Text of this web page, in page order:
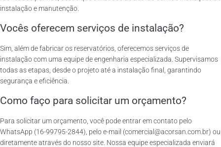
instalação e manutenção.
Vocês oferecem serviços de instalação?
Sim, além de fabricar os reservatórios, oferecemos serviços de
instalação com uma equipe de engenharia especializada. Supervisamos
todas as etapas, desde o projeto até a instalação final, garantindo
segurança e eficiência.
Como faço para solicitar um orçamento?
Para solicitar um orçamento, você pode entrar em contato pelo
WhatsApp (16-99795-2844), pelo e-mail (comercial@acorsan.com.br) ou
diretamente através do nosso site. Nossa equipe especializada enviará